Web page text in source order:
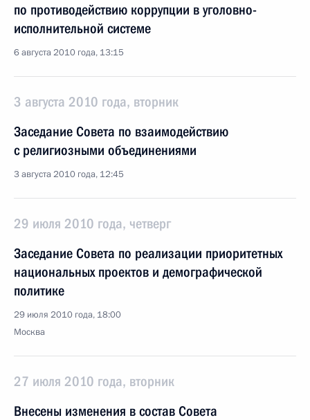
по противодействию коррупции в уголовно-
исполнительной системе
6 августа 2010 года, 13:15
3 августа 2010 года, вторник
Заседание Совета по взаимодействию
с религиозными объединениями
3 августа 2010 года, 12:45
29 июля 2010 года, четверг
Заседание Совета по реализации приоритетных
национальных проектов и демографической
политике
29 июля 2010 года, 18:00
Москва
27 июля 2010 года, вторник
Внесены изменения в состав Совета